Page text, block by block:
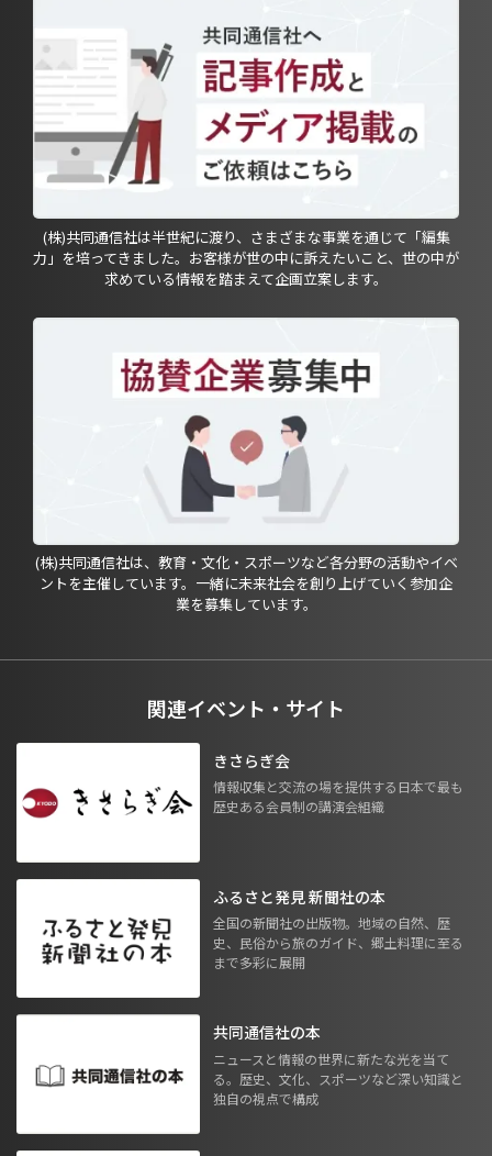
(株)共同通信社は半世紀に渡り、さまざまな事業を通じて「編集
力」を培ってきました。お客様が世の中に訴えたいこと、世の中が
求めている情報を踏まえて企画立案します。
(株)共同通信社は、教育・文化・スポーツなど各分野の活動やイベ
ントを主催しています。一緒に未来社会を創り上げていく参加企
業を募集しています。
関連イベント・サイト
きさらぎ会
情報収集と交流の場を提供する日本で最も
歴史ある会員制の講演会組織
ふるさと発見 新聞社の本
全国の新聞社の出版物。地域の自然、歴
史、民俗から旅のガイド、郷土料理に至る
まで多彩に展開
共同通信社の本
ニュースと情報の世界に新たな光を当て
る。歴史、文化、スポーツなど深い知識と
独自の視点で構成